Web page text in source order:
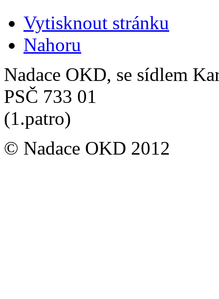
Vytisknout stránku
Nahoru
Nadace OKD, se sídlem
PSČ 733 01
(1.patro)
© Nadace OKD 2012